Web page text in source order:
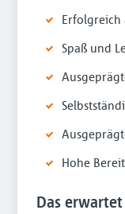
Erfolgreich
Spaß und
Hohe
Das